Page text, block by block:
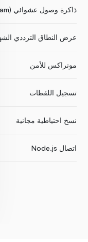
ذاكرة وصول عشوائي (Ram)
عرض النطاق الترددي
مونراكس للأمن
تسجيل اللقطات
نسخ احتياطية مجانية
اتصال Node.js